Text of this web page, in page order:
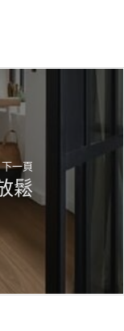
下一頁
鬆